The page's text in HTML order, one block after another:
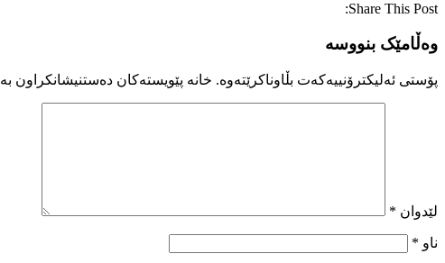
Share This Post:
وەڵامێک بنووسە
پۆستی ئەلیکترۆنییەکەت بڵاوناکرێتەوە. خانە پێویستەکان دەستنیشانکراون بە
لێدوان *
ناو *